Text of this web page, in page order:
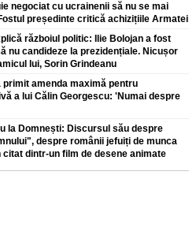
negociat cu ucrainenii să nu se mai
președinte critică achizițiile Armatei
războiul politic: Ilie Bolojan a fost
nu candideze la prezidențiale. Nicușor
lui, Sorin Grindeanu
primit amenda maximă pentru
a lui Călin Georgescu: 'Numai despre
la Domnești: Discursul său despre
despre românii jefuiți de munca
citat dintr-un film de desene animate